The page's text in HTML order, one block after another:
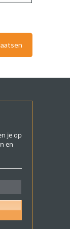
je op
en